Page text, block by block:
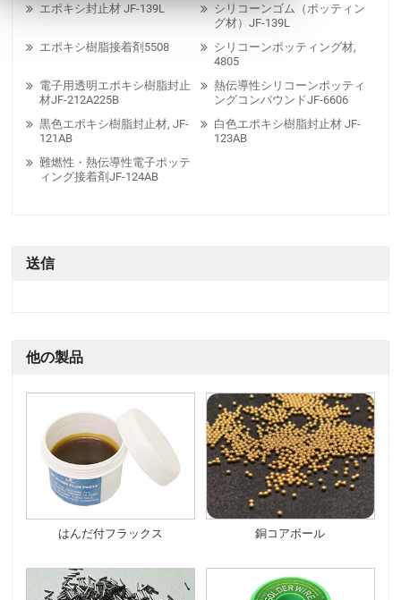
エポキシ封止材 JF-139L
シリコーンゴム（ポッティン
グ材）JF-139L
エポキシ樹脂接着剤5508
シリコーンポッティング材,
4805
電子用透明エポキシ樹脂封止
材JF-212A225B
熱伝導性シリコーンポッティ
ングコンパウンドJF-6606
黒色エポキシ樹脂封止材, JF-
121AB
白色エポキシ樹脂封止材 JF-
123AB
難燃性・熱伝導性電子ポッテ
ィング接着剤JF-124AB
送信
他の製品
はんだ付フラックス 銅コアボール